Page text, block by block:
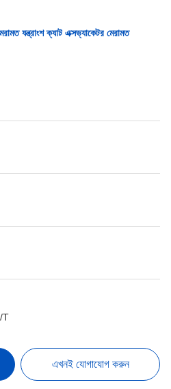
যন্ত্রাংশ ক্যাট এক্সভ্যাকেটর মেরামত
T
এখনই যোগাযোগ করুন